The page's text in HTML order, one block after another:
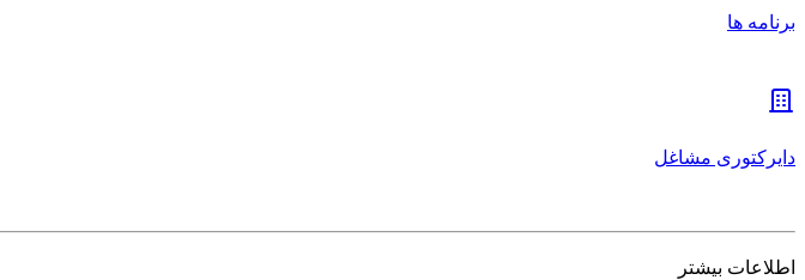
برنامه ها
دایرکتوری مشاغل
اطلاعات بیشتر